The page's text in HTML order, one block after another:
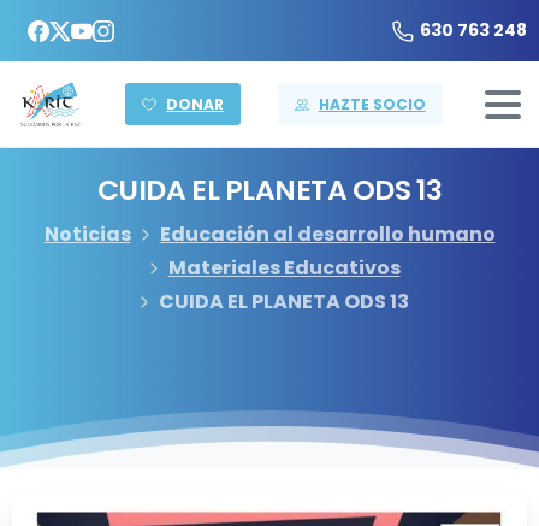
630 763 248
DONAR HAZTE SOCIO
CUIDA EL PLANETAODS13
Noticias
Educación al desarrollo humano
Materiales Educativos
CUIDA EL PLANETA ODS 13